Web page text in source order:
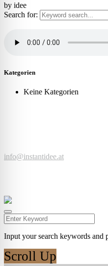
by idee
Search for:
Kategorien
Keine Kategorien
info@instantidee.at
Input your search keywords and
Scroll Up